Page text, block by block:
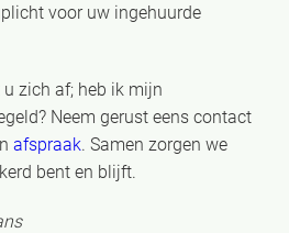
voor uw ingehuurde
u zich af; heb ik mijn
Neem gerust eens contact
afspraak. Samen zorgen we
bent en blijft.